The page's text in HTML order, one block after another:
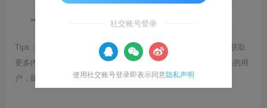
Tips：1.内容图片或视频可能会有压缩，若文章提供下载服务，获取
更多内容（无展示酷水印）可在下方下载； 2.没有百度网盘会员的用
户，建议用123云盘可获得更快的下载速度。
社交账号登录
使用社交账号登录即表示同意隐私声明